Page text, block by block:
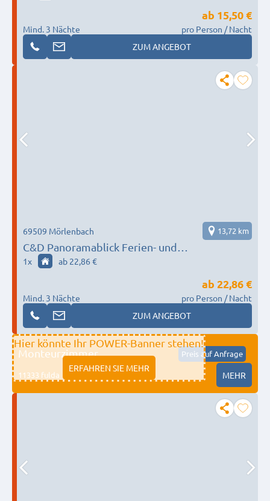
Mind. 3 Nächte
ab 15,50 €
pro Person / Nacht
ZUM ANGEBOT
C&D Panoramablick Ferien- und
Monteurwohnungen
69509 Mörlenbach 13,72 km
1x ab 22,86 €
Mind. 3 Nächte
ab 22,86 €
pro Person / Nacht
ZUM ANGEBOT
Hier könnte Ihr POWER-Banner stehen!
ERFAHREN SIE MEHR
Monteurzimmer Preis auf Anfrage
11333 fulda MEHR